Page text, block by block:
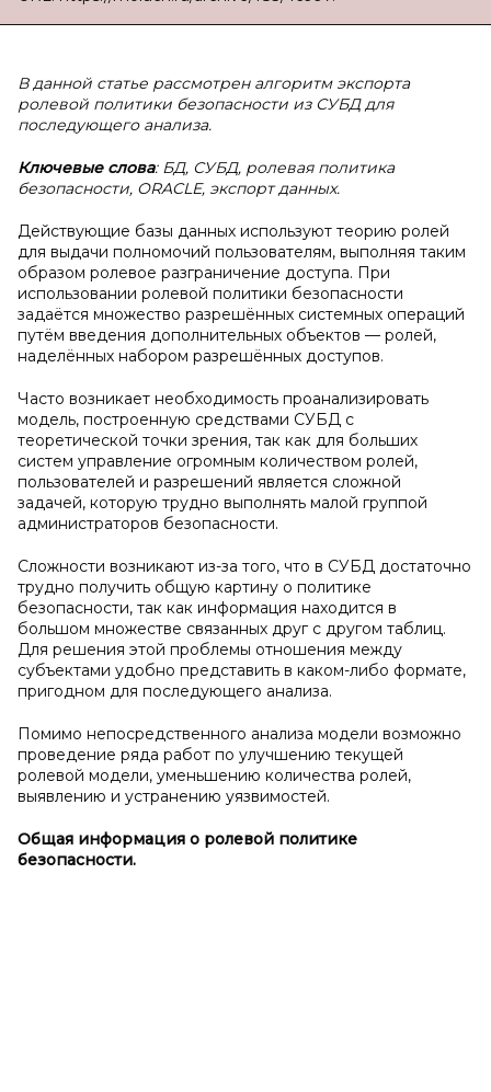
В данной статье рассмотрен алгоритм экспорта
ролевой политики безопасности из СУБД для
последующего анализа.
Ключевые слова: БД, СУБД, ролевая политика
безопасности, ORACLE, экспорт данных.
Действующие базы данных используют теорию ролей
для выдачи полномочий пользователям, выполняя таким
образом ролевое разграничение доступа. При
использовании ролевой политики безопасности
задаётся множество разрешённых системных операций
путём введения дополнительных объектов — ролей,
наделённых набором разрешённых доступов.
Часто возникает необходимость проанализировать
модель, построенную средствами СУБД с
теоретической точки зрения, так как для больших
систем управление огромным количеством ролей,
пользователей и разрешений является сложной
задачей, которую трудно выполнять малой группой
администраторов безопасности.
Сложности возникают из-за того, что в СУБД достаточно
трудно получить общую картину о политике
безопасности, так как информация находится в
большом множестве связанных друг с другом таблиц.
Для решения этой проблемы отношения между
субъектами удобно представить в каком-либо формате,
пригодном для последующего анализа.
Помимо непосредственного анализа модели возможно
проведение ряда работ по улучшению текущей
ролевой модели, уменьшению количества ролей,
выявлению и устранению уязвимостей.
Общая информация о ролевой политике
безопасности.